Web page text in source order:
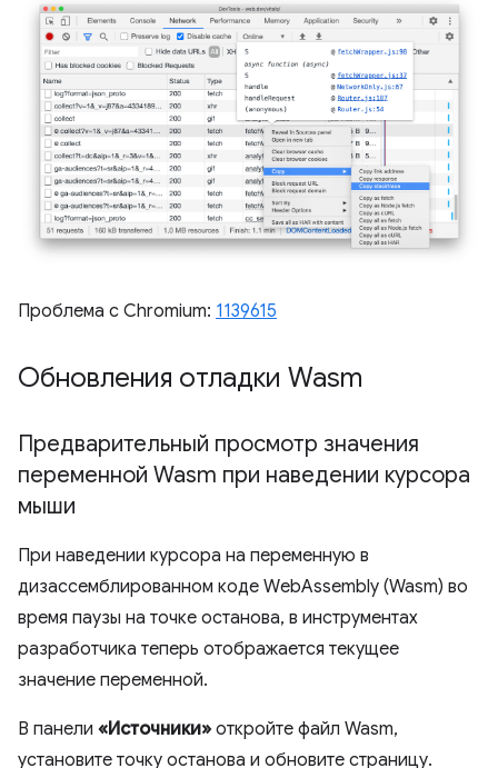
Проблема с Chromium: 1139615
Обновления отладки Wasm
Предварительный просмотр значения
переменной Wasm при наведении курсора
мыши
При наведении курсора на переменную в
дизассемблированном коде WebAssembly (Wasm) во
время паузы на точке останова, в инструментах
разработчика теперь отображается текущее
значение переменной.
В панели «Источники» откройте файл Wasm,
установите точку останова и обновите страницу.